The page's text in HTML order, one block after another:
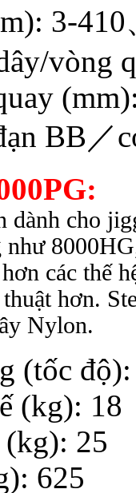
3-
vòng
BB／
cho
các thế
hơn.
Nylon.
(tốc
(kg): 18
25
625